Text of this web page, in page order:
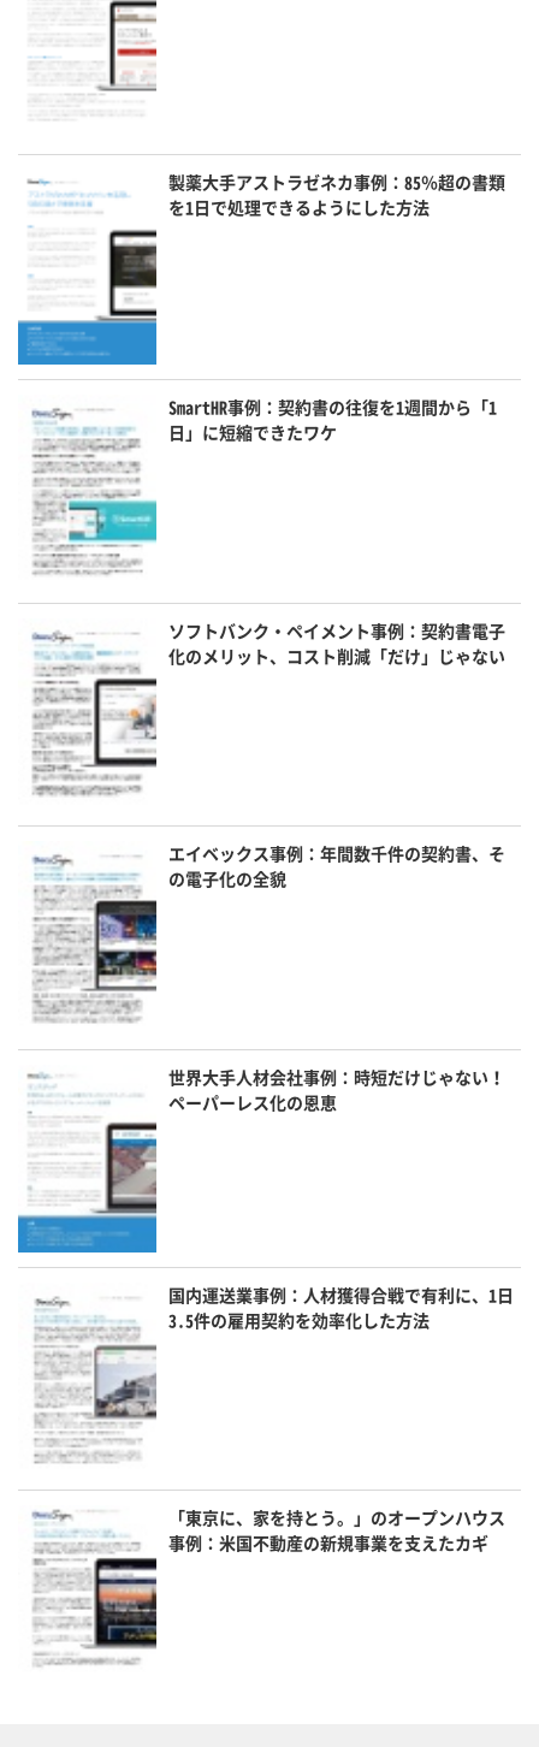
製薬大手アストラゼネカ事例：85％超の書類
を1日で処理できるようにした方法
SmartHR事例：契約書の往復を1週間から「1
日」に短縮できたワケ
ソフトバンク・ペイメント事例：契約書電子
化のメリット、コスト削減「だけ」じゃない
エイベックス事例：年間数千件の契約書、そ
の電子化の全貌
世界大手人材会社事例：時短だけじゃない！
ペーパーレス化の恩恵
国内運送業事例：人材獲得合戦で有利に、1日
3.5件の雇用契約を効率化した方法
「東京に、家を持とう。」のオープンハウス
事例：米国不動産の新規事業を支えたカギ